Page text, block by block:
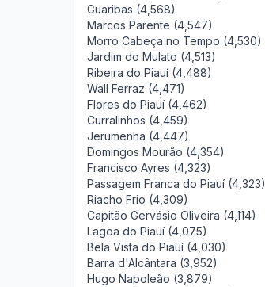
Guaribas (4,568)
Marcos Parente (4,547)
Morro Cabeça no Tempo (4,530)
Jardim do Mulato (4,513)
Ribeira do Piauí (4,488)
Wall Ferraz (4,471)
Flores do Piauí (4,462)
Curralinhos (4,459)
Jerumenha (4,447)
Domingos Mourão (4,354)
Francisco Ayres (4,323)
Passagem Franca do Piauí (4,323)
Riacho Frio (4,309)
Capitão Gervásio Oliveira (4,114)
Lagoa do Piauí (4,075)
Bela Vista do Piauí (4,030)
Barra d'Alcântara (3,952)
Hugo Napoleão (3,879)